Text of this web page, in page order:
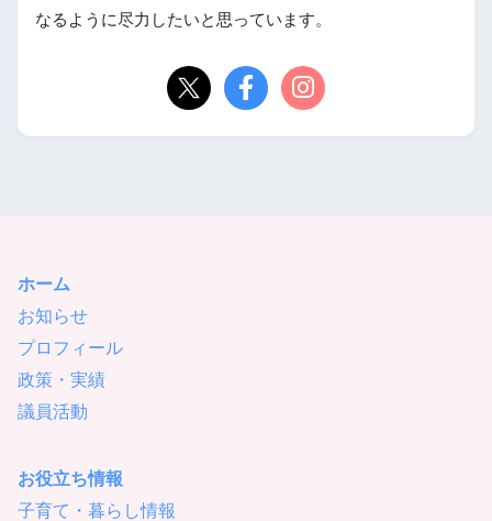
なるように尽力したいと思っています。
ホーム
お知らせ
プロフィール
政策・実績
議員活動
お役立ち情報
子育て・暮らし情報